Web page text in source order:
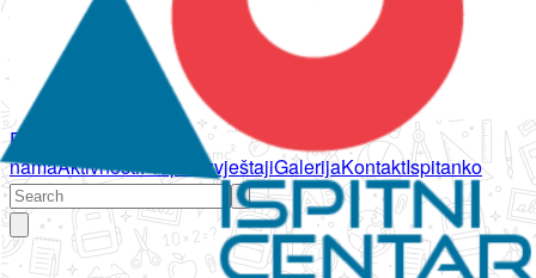
Početna
namaAktivnostiPropisi IzvještajiGalerijaKontaktIspitanko